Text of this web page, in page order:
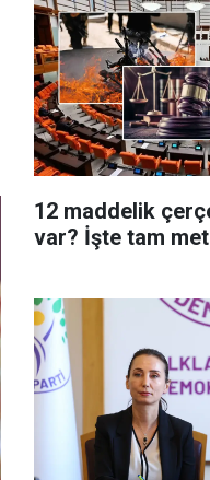
12 maddelik
var? İşte tam